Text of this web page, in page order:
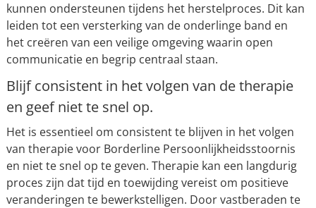
kunnen ondersteunen tijdens het herstelproces. Dit kan
leiden tot een versterking van de onderlinge band en
het creëren van een veilige omgeving waarin open
communicatie en begrip centraal staan.
Blijf consistent in het volgen van de therapie
en geef niet te snel op.
Het is essentieel om consistent te blijven in het volgen
van therapie voor Borderline Persoonlijkheidsstoornis
en niet te snel op te geven. Therapie kan een langdurig
proces zijn dat tijd en toewijding vereist om positieve
veranderingen te bewerkstelligen. Door vastberaden te